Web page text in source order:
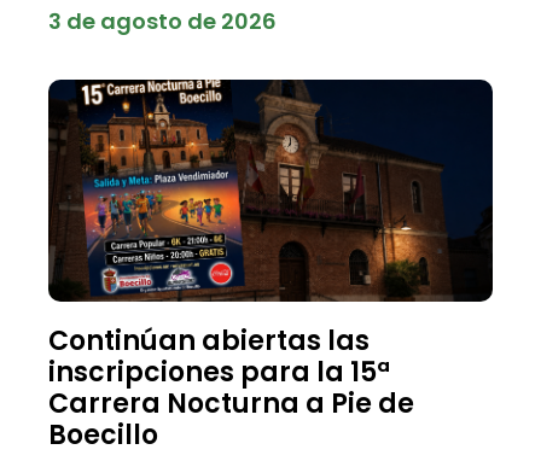
3 de agosto de 2026
Continúan abiertas las
inscripciones para la 15ª
Carrera Nocturna a Pie de
Boecillo